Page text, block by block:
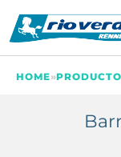
HOME»